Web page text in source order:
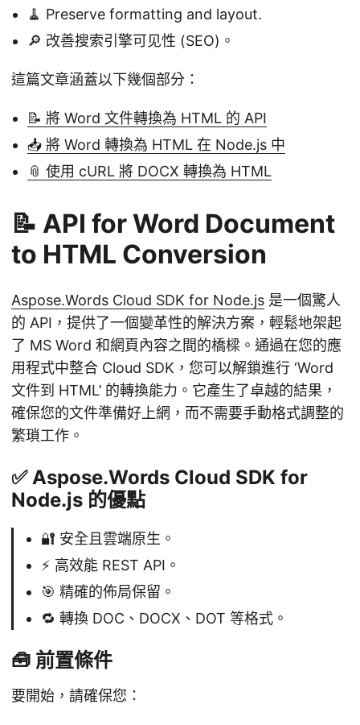
🧹 Preserve formatting and layout.
🔎 改善搜索引擎可见性 (SEO)。
這篇文章涵蓋以下幾個部分：
📝 將 Word 文件轉換為 HTML 的 API
📥 將 Word 轉換為 HTML 在 Node.js 中
📎 使用 cURL 將 DOCX 轉換為 HTML
📝 API for Word Document
to HTML Conversion
Aspose.Words Cloud SDK for Node.js 是一個驚人
的 API，提供了一個變革性的解決方案，輕鬆地架起
了 MS Word 和網頁內容之間的橋樑。通過在您的應
用程式中整合 Cloud SDK，您可以解鎖進行 ‘Word
文件到 HTML’ 的轉換能力。它產生了卓越的結果，
確保您的文件準備好上網，而不需要手動格式調整的
繁瑣工作。
✅ Aspose.Words Cloud SDK for
Node.js 的優點
🔐 安全且雲端原生。
⚡ 高效能 REST API。
🎯 精確的佈局保留。
🔁 轉換 DOC、DOCX、DOT 等格式。
🧰 前置條件
要開始，請確保您：